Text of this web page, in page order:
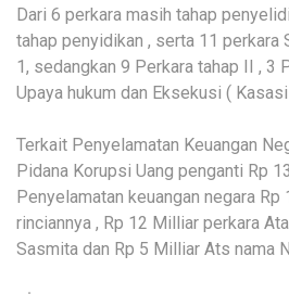
Dari 6 perkara masih tahap
tahap penyidikan , serta 11 perkara
1, sedangkan 9 Perkara tahap II , 3
Upaya hukum dan Eksekusi ( Kasasi
Terkait Penyelamatan Keuangan
Pidana Korupsi Uang penganti Rp
Penyelamatan keuangan negara
rinciannya , Rp 12 Milliar perkara
Sasmita dan Rp 5 Milliar Ats nama